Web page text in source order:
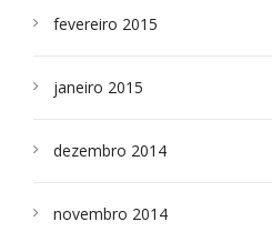
fevereiro 2015
janeiro 2015
dezembro 2014
novembro 2014